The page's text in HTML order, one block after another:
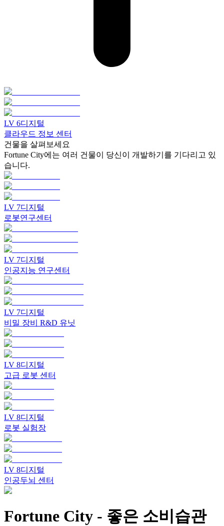
LV 6디지털
클라우드 정보 센터
건물을 살펴보세요
Fortune City에는 여러 건물이 당신이 개발하기를 기다리고 있
습니다.
LV 7디지털
로봇연구센터
LV 7디지털
인공지능 연구센터
LV 7디지털
비밀 장비 R&D 유닛
LV 8디지털
고급 로봇 센터
LV 8디지털
로봇 실험장
LV 8디지털
인공두뇌 센터
Fortune City - 좋은 소비습관